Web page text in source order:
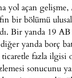
yol açan
bir bölümü
Bir yanda 19
yanda borç
fazla
sonucunu